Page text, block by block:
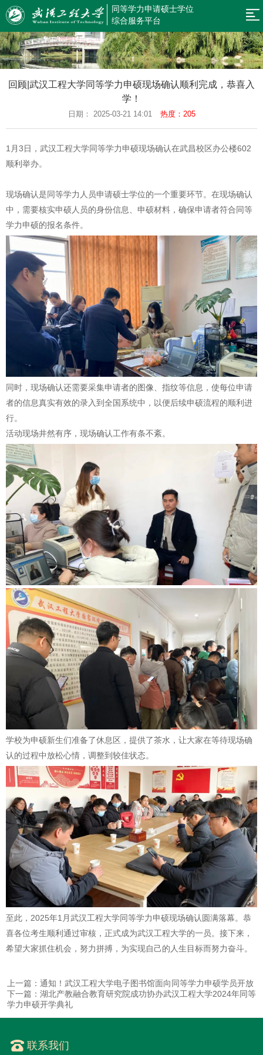
同等学力申请硕士学位
综合服务平台
网
站
新
闻
公
规
章
招
章
报
审
果
查
询
同
学
力
申
硕
职
研
究
生
返
回
首
页
回顾|武汉工程大学同等学力申硕现场确认顺利完成，恭喜入
学！
日期： 2025-03-21 14:01 热度：205
1月3日，武汉工程大学同等学力申硕现场确认在武昌校区办公楼602
顺利举办。
现场确认是同等学力人员申请硕士学位的一个重要环节。在现场确认
中，需要核实申硕人员的身份信息、申硕材料，确保申请者符合同等
学力申硕的报名条件。
同时，现场确认还需要采集申请者的图像、指纹等信息，使每位申请
者的信息真实有效的录入到全国系统中，以便后续申硕流程的顺利进
行。
活动现场井然有序，现场确认工作有条不紊。
学校为申硕新生们准备了休息区，提供了茶水，让大家在等待现场确
认的过程中放松心情，调整到较佳状态。
至此，2025年1月武汉工程大学同等学力申硕现场确认圆满落幕。恭
喜各位考生顺利通过审核，正式成为武汉工程大学的一员。接下来，
希望大家抓住机会，努力拼搏，为实现自己的人生目标而努力奋斗。
上一篇：通知！武汉工程大学电子图书馆面向同等学力申硕学员开放
下一篇：湖北产教融合教育研究院成功协办武汉工程大学2024年同等
学力申硕开学典礼
联系我们